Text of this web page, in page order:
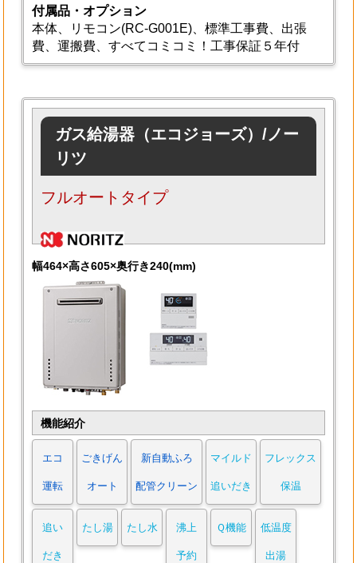
付属品・オプション
本体、リモコン(RC-G001E)、標準工事費、出張
費、運搬費、すべてコミコミ！工事保証５年付
ガス給湯器（エコジョーズ）/ノー
リツ
フルオートタイプ
幅464×高さ605×奥行き240(mm)
機能紹介
エコ
運転
ごきげん
オート
新自動ふろ
配管クリーン
マイルド
追いだき
フレックス
保温
追い
だき
たし湯 たし水 沸上
予約
Ｑ機能 低温度
出湯